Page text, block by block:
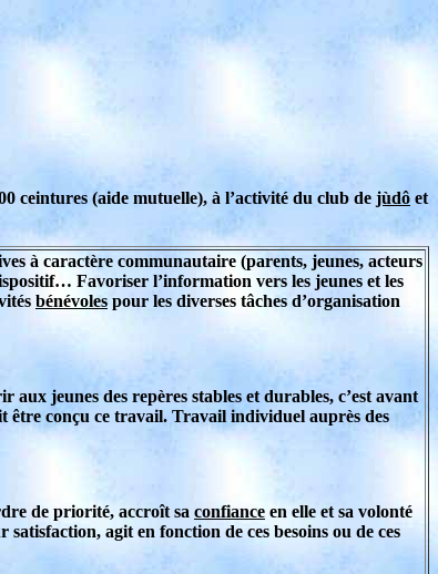
ceintures (aide mutuelle), à l’activité du club de jùdô et
à caractère communautaire (parents, jeunes, acteurs
Favoriser l’information vers les jeunes et les
bénévoles pour les diverses tâches d’organisation
jeunes des repères stables et durables, c’est avant
être conçu ce travail. Travail individuel auprès des
de priorité, accroît sa confiance en elle et sa volonté
agit en fonction de ces besoins ou de ces